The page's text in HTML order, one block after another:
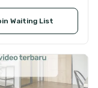
Waiting List